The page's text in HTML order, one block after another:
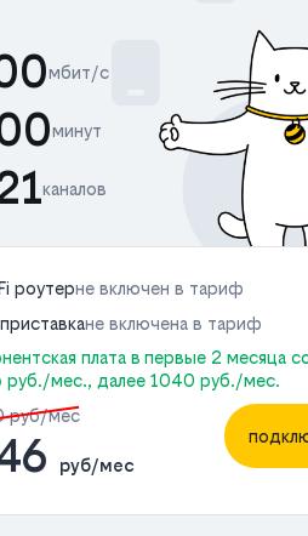
мбит/с
минут
каналов
роутерне включен в тариф
не включена в тариф
плата в первые 2 месяца
руб./мес., далее 1040 руб./мес.
руб/мес
руб/мес